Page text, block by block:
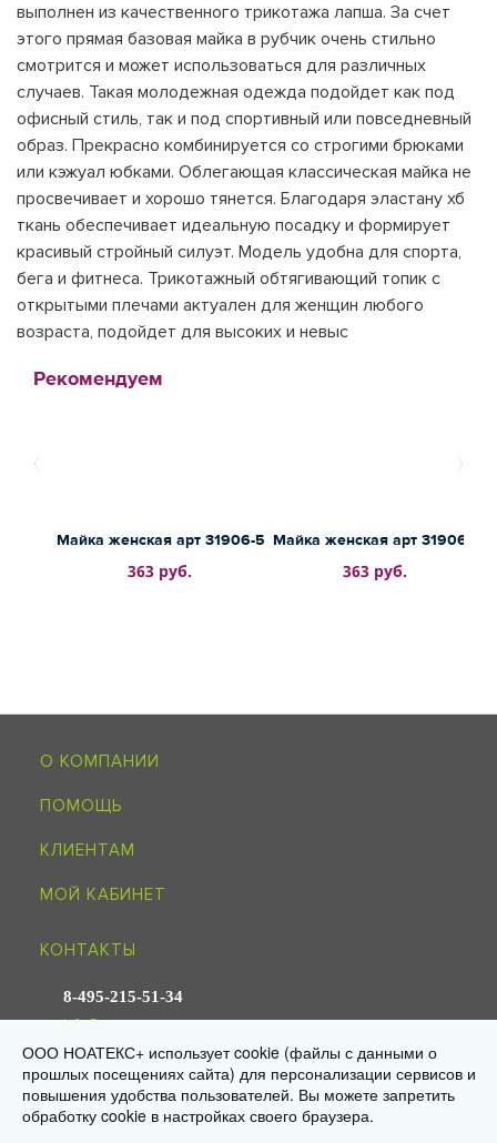
выполнен из качественного трикотажа лапша. За счет
этого прямая базовая майка в рубчик очень стильно
смотрится и может использоваться для различных
случаев. Такая молодежная одежда подойдет как под
офисный стиль, так и под спортивный или повседневный
образ. Прекрасно комбинируется со строгими брюками
или кэжуал юбками. Облегающая классическая майка не
просвечивает и хорошо тянется. Благодаря эластану хб
ткань обеспечивает идеальную посадку и формирует
красивый стройный силуэт. Модель удобна для спорта,
бега и фитнеса. Трикотажный обтягивающий топик с
открытыми плечами актуален для женщин любого
возраста, подойдет для высоких и невыс
Рекомендуем
Майка женская арт 31906-5
363 руб.
Майка женская арт 31906-4
363 руб.
О КОМПАНИИ
ПОМОЩЬ
КЛИЕНТАМ
МОЙ КАБИНЕТ
КОНТАКТЫ
8-495-215-51-34
info@noagroup.ru
© 2009—2026 «НОАТЕКС+» — трикотаж оптом от производителя
Юр. адрес: 125581, г. Москва, ул. Ляпидевского, д. 4, кв. 158
Склад/самовывоз: 141595, МО, Солнечногорск, дер. Ложки,
«Есипово», стр. 16А, пом. 3
ООО НОАТЕКС+ использует cookie (файлы с данными о
прошлых посещениях сайта) для персонализации сервисов и
повышения удобства пользователей. Вы можете запретить
обработку cookie в настройках своего браузера.